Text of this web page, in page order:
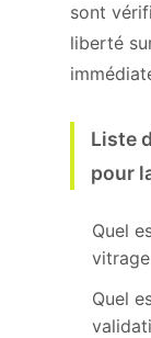
sont
liberté
Liste
pour
Quel
Quel